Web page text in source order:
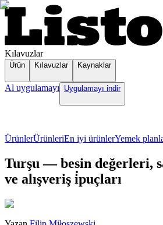
Kılavuzlar
Ürün Kılavuzlar Kaynaklar
Al uygulamayı Uygulamayı indir
ÜrünlerÜrünleriEn iyi ürünlerYemek
Turşu — besin değerleri,
ve alışveriş i̇puçları